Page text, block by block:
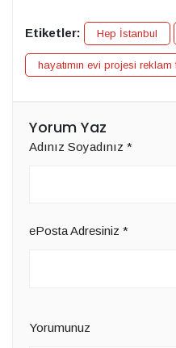
Etiketler: Hep İstanbul
hayatımın evi projesi reklam
Yorum Yaz
Adınız Soyadınız *
ePosta Adresiniz *
Yorumunuz